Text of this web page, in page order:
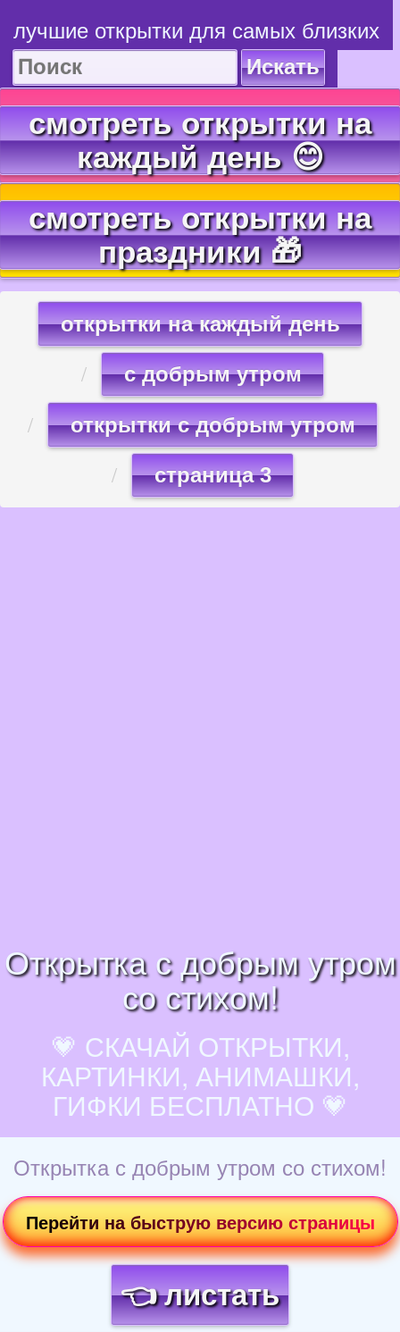
лучшие открытки для самых близких
Искать
смотреть открытки на
каждый день 😊
смотреть открытки на
праздники 🎁
открытки на каждый день
с добрым утром
открытки с добрым утром
страница 3
Открытка с добрым утром
со стихом!
💗 СКАЧАЙ ОТКРЫТКИ,
КАРТИНКИ, АНИМАШКИ,
ГИФКИ БЕСПЛАТНО 💗
Открытка с добрым утром со стихом!
Перейти на быструю версию страницы
👈 листать